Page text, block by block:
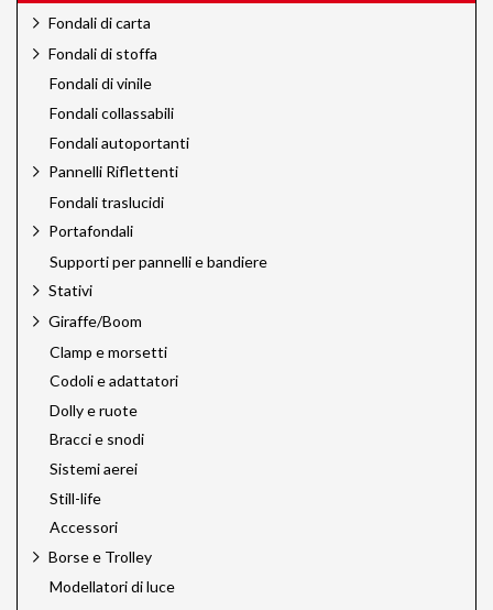
Fondali di carta
Fondali di stoffa
Fondali di vinile
Fondali collassabili
Fondali autoportanti
Pannelli Riflettenti
Fondali traslucidi
Portafondali
Supporti per pannelli e bandiere
Stativi
Giraffe/Boom
Clamp e morsetti
Codoli e adattatori
Dolly e ruote
Bracci e snodi
Sistemi aerei
Still-life
Accessori
Borse e Trolley
Modellatori di luce